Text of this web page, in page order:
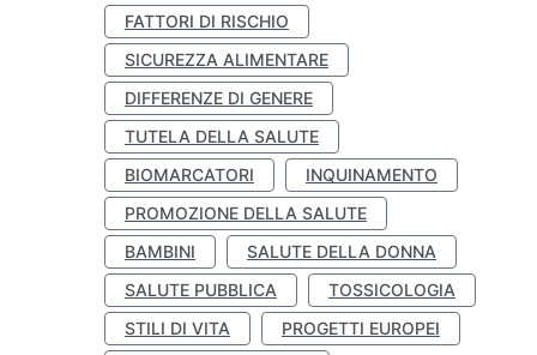
FATTORI DI RISCHIO
SICUREZZA ALIMENTARE
DIFFERENZE DI GENERE
TUTELA DELLA SALUTE
BIOMARCATORI
INQUINAMENTO
PROMOZIONE DELLA SALUTE
BAMBINI
SALUTE DELLA DONNA
SALUTE PUBBLICA
TOSSICOLOGIA
STILI DI VITA
PROGETTI EUROPEI